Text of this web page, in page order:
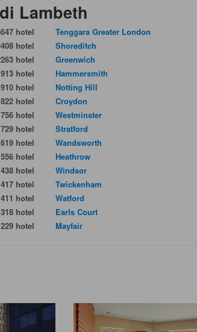
Lambeth
hotel
hotel
hotel
hotel
hotel
hotel
hotel
hotel
hotel
hotel
hotel
hotel
hotel
hotel
hotel
Tenggara Greater London
Shoreditch
Greenwich
Hammersmith
Notting Hill
Croydon
Westminster
Stratford
Wandsworth
Heathrow
Windsor
Twickenham
Watford
Earls Court
Mayfair